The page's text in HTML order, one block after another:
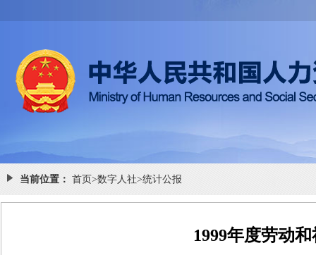
当前位置： 首页>数字人社>统计公报
1999年度劳动